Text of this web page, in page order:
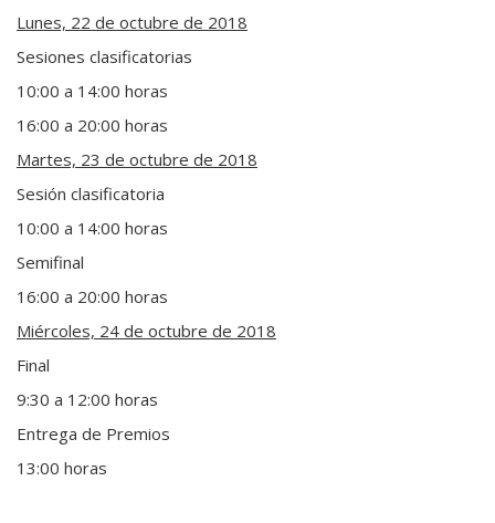
Lunes, 22 de octubre de 2018
Sesiones clasificatorias
10:00 a 14:00 horas
16:00 a 20:00 horas
Martes, 23 de octubre de 2018
Sesión clasificatoria
10:00 a 14:00 horas
Semifinal
16:00 a 20:00 horas
Miércoles, 24 de octubre de 2018
Final
9:30 a 12:00 horas
Entrega de Premios
13:00 horas